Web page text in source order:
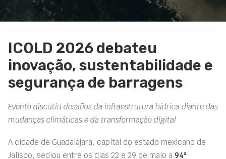
ICOLD 2026 debateu
inovação, sustentabilidade e
segurança de barragens
Evento discutiu desafios da infraestrutura hídrica diante das
mudanças climáticas e da transformação digital
A cidade de Guadalajara, capital do estado mexicano de
Jalisco, sediou entre os dias 22 e 29 de maio a 94ª